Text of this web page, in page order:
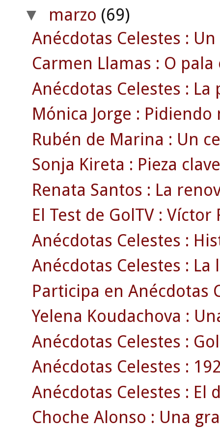
▼ marzo (69)
Anécdotas Celestes :
Carmen Llamas : O pala
Anécdotas Celestes :
Mónica Jorge :
Rubén de Marina : Un
Sonja Kireta : Pieza
Renata Santos : La
El Test de GolTV : Víctor
Anécdotas Celestes :
Anécdotas Celestes :
Participa en Anécdotas
Yelena Koudachova :
Anécdotas Celestes :
Anécdotas Celestes :
Anécdotas Celestes : El
Choche Alonso : Una